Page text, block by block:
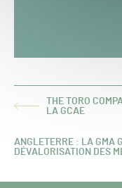
ARTICLE
THE TORO
LA GCAE
ARTICLE
ANGLETERRE : LA GMA
DÉVALORISATION DES